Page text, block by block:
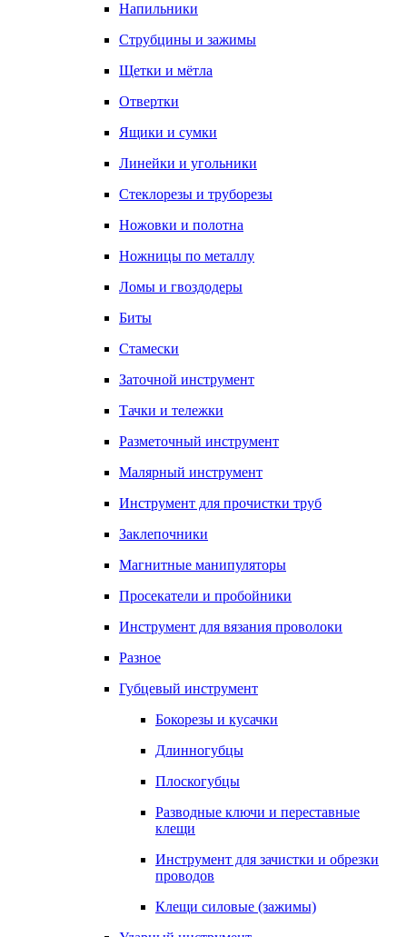
Напильники
Струбцины и зажимы
Щетки и мётла
Отвертки
Ящики и сумки
Линейки и угольники
Стеклорезы и труборезы
Ножовки и полотна
Ножницы по металлу
Ломы и гвоздодеры
Биты
Стамески
Заточной инструмент
Тачки и тележки
Разметочный инструмент
Малярный инструмент
Инструмент для прочистки труб
Заклепочники
Магнитные манипуляторы
Просекатели и пробойники
Инструмент для вязания проволоки
Разное
Губцевый инструмент
Бокорезы и кусачки
Длинногубцы
Плоскогубцы
Разводные ключи и переставные
клещи
Инструмент для зачистки и обрезки
проводов
Клещи силовые (зажимы)